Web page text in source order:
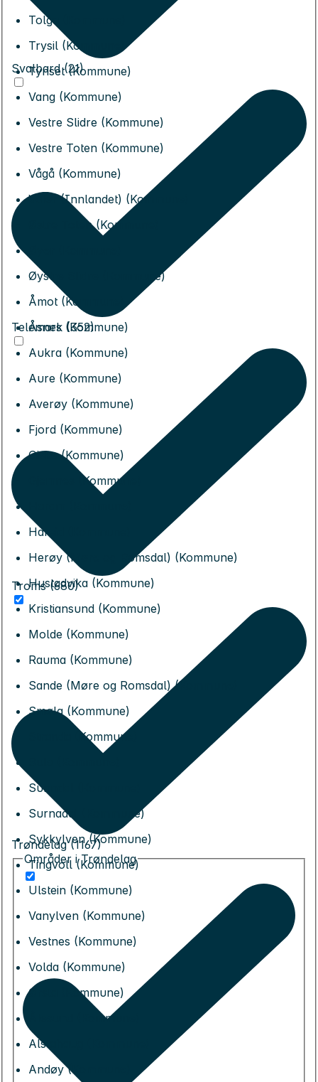
Tolga (Kommune)
Trysil (Kommune)
Tynset (Kommune)
Vang (Kommune)
Vestre Slidre (Kommune)
Vestre Toten (Kommune)
Vågå (Kommune)
Våler (Innlandet) (Kommune)
Østre Toten (Kommune)
Øystre Slidre (Kommune)
Åmot (Kommune)
Åsnes (Kommune)
Aukra (Kommune)
Aure (Kommune)
Averøy (Kommune)
Fjord (Kommune)
Giske (Kommune)
Gjemnes (Kommune)
Hareid (Kommune)
Herøy (Møre og Romsdal) (Kommune)
Hustadvika (Kommune)
Kristiansund (Kommune)
Molde (Kommune)
Rauma (Kommune)
Sande (Møre og Romsdal) (Kommune)
Smøla (Kommune)
Stranda (Kommune)
Sunndal (Kommune)
Surnadal (Kommune)
Sykkylven (Kommune)
Tingvoll (Kommune)
Ulstein (Kommune)
Vanylven (Kommune)
Vestnes (Kommune)
Volda (Kommune)
Ørsta (Kommune)
Ålesund (Kommune)
Alstahaug (Kommune)
Andøy (Kommune)
Svalbard (21)
Telemark (352)
Troms (680)
Trøndelag (1167)
Områder i Trøndelag